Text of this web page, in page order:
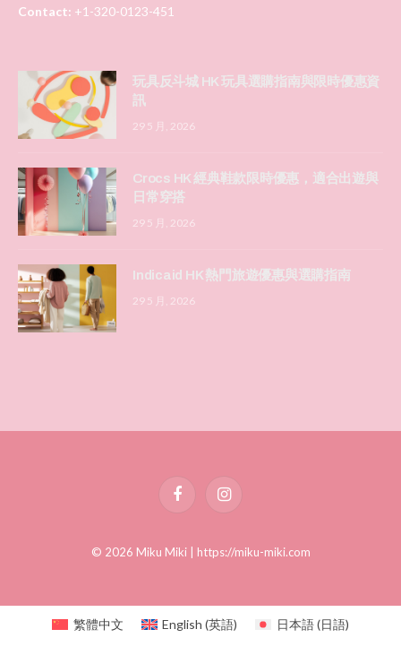
Contact: +1-320-0123-451
玩具反斗城 HK 玩具選購指南與限時優惠資
訊
29 5 月, 2026
Crocs HK 經典鞋款限時優惠，適合出遊與
日常穿搭
29 5 月, 2026
Indicaid HK 熱門旅遊優惠與選購指南
29 5 月, 2026
FacebookInstagram
© 2026 Miku Miki | https://miku-miki.com
繁體中文 English (英語) 日本語(日語)